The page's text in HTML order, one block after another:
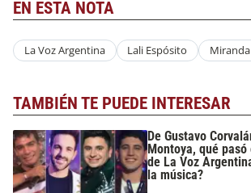
EN ESTA NOTA
La Voz Argentina Lali Espósito Miranda
TAMBIÉN TE PUEDE INTERESAR
De Gustavo
Montoya, qué
de La Voz
la música?